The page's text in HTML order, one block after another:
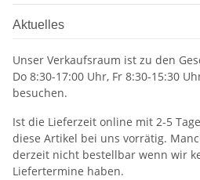
Aktuelles
Unser Verkaufsraum ist zu den
Do 8:30-17:00 Uhr, Fr 8:30-15:30
besuchen.
Ist die Lieferzeit online mit 2-5
diese Artikel bei uns vorrätig.
derzeit nicht bestellbar wenn wir
Liefertermine haben.